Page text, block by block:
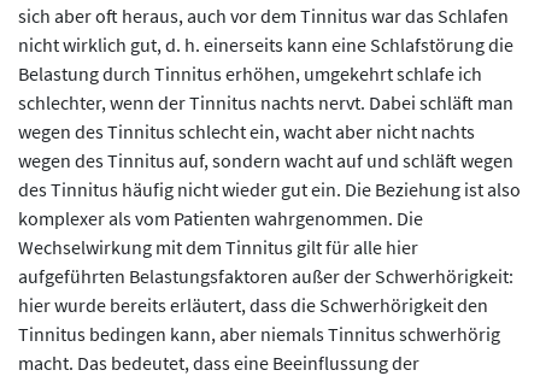
sich aber oft heraus, auch vor dem Tinnitus war das Schlafen
nicht wirklich gut, d. h. einerseits kann eine Schlafstörung die
Belastung durch Tinnitus erhöhen, umgekehrt schlafe ich
schlechter, wenn der Tinnitus nachts nervt. Dabei schläft man
wegen des Tinnitus schlecht ein, wacht aber nicht nachts
wegen des Tinnitus auf, sondern wacht auf und schläft wegen
des Tinnitus häufig nicht wieder gut ein. Die Beziehung ist also
komplexer als vom Patienten wahrgenommen. Die
Wechselwirkung mit dem Tinnitus gilt für alle hier
aufgeführten Belastungsfaktoren außer der Schwerhörigkeit:
hier wurde bereits erläutert, dass die Schwerhörigkeit den
Tinnitus bedingen kann, aber niemals Tinnitus schwerhörig
macht. Das bedeutet, dass eine Beeinflussung der